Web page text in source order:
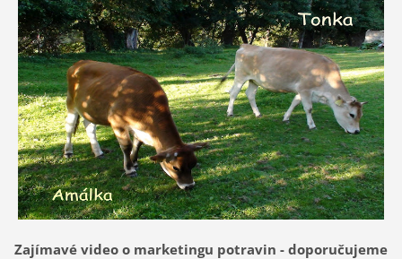
Zajímavé video o marketingu potravin - doporučujeme